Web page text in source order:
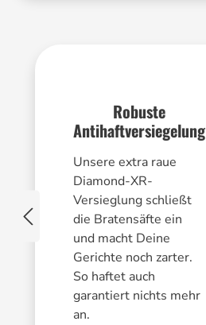
Robuste
Antihaftversiegelung
Unsere extra raue
Diamond-XR-
Versieglung schließt
die Bratensäfte ein
und macht Deine
Gerichte noch zarter.
So haftet auch
garantiert nichts mehr
an.